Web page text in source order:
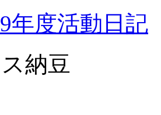
年度活動日記
納豆